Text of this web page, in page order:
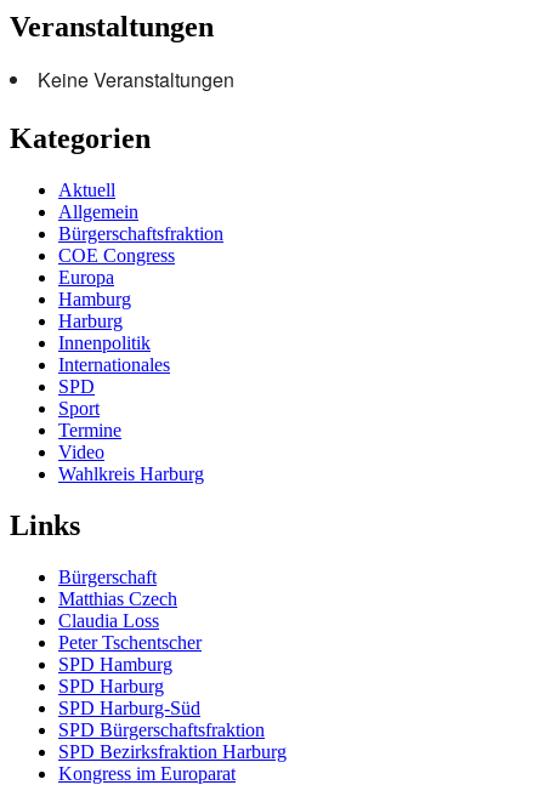
Veranstaltungen
Keine Veranstaltungen
Kategorien
Aktuell
Allgemein
Bürgerschaftsfraktion
COE Congress
Europa
Hamburg
Harburg
Innenpolitik
Internationales
SPD
Sport
Termine
Video
Wahlkreis Harburg
Links
Bürgerschaft
Matthias Czech
Claudia Loss
Peter Tschentscher
SPD Hamburg
SPD Harburg
SPD Harburg-Süd
SPD Bürgerschaftsfraktion
SPD Bezirksfraktion Harburg
Kongress im Europarat